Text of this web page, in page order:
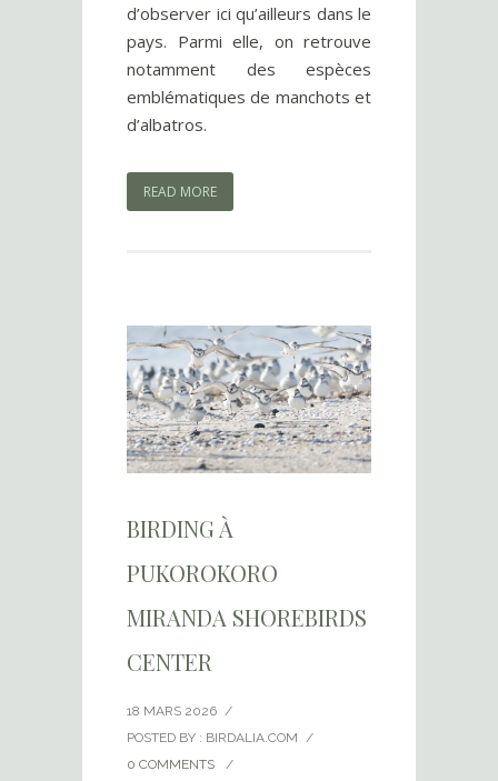
d’observer ici qu’ailleurs dans le
pays. Parmi elle, on retrouve
notamment des espèces
emblématiques de manchots et
d’albatros.
READ MORE
BIRDING À
PUKOROKORO
MIRANDA SHOREBIRDS
CENTER
18 MARS 2026 /
POSTED BY : BIRDALIA.COM
/
0 COMMENTS
/